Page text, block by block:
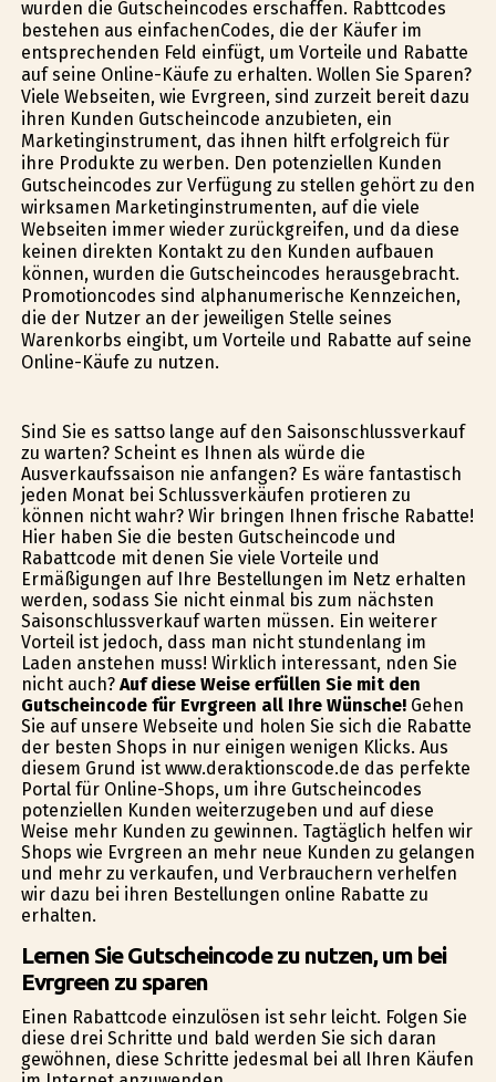
wurden die Gutscheincodes erschaffen. Rabttcodes
bestehen aus einfachenCodes, die der Käufer im
entsprechenden Feld einfügt, um Vorteile und Rabatte
auf seine Online-Käufe zu erhalten. Wollen Sie Sparen?
Viele Webseiten, wie Evrgreen, sind zurzeit bereit dazu
ihren Kunden Gutscheincode anzubieten, ein
Marketinginstrument, das ihnen hilft erfolgreich für
ihre Produkte zu werben. Den potenziellen Kunden
Gutscheincodes zur Verfügung zu stellen gehört zu den
wirksamen Marketinginstrumenten, auf die viele
Webseiten immer wieder zurückgreifen, und da diese
keinen direkten Kontakt zu den Kunden aufbauen
können, wurden die Gutscheincodes herausgebracht.
Promotioncodes sind alphanumerische Kennzeichen,
die der Nutzer an der jeweiligen Stelle seines
Warenkorbs eingibt, um Vorteile und Rabatte auf seine
Online-Käufe zu nutzen.
Sind Sie es sattso lange auf den Saisonschlussverkauf
zu warten? Scheint es Ihnen als würde die
Ausverkaufssaison nie anfangen? Es wäre fantastisch
jeden Monat bei Schlussverkäufen profitieren zu
können nicht wahr? Wir bringen Ihnen frische Rabatte!
Hier haben Sie die besten Gutscheincode und
Rabattcode mit denen Sie viele Vorteile und
Ermäßigungen auf Ihre Bestellungen im Netz erhalten
werden, sodass Sie nicht einmal bis zum nächsten
Saisonschlussverkauf warten müssen. Ein weiterer
Vorteil ist jedoch, dass man nicht stundenlang im
Laden anstehen muss! Wirklich interessant, finden Sie
nicht auch? Auf diese Weise erfüllen Sie mit den
Gutscheincode für Evrgreen all Ihre Wünsche!Gehen
Sie auf unsere Webseite und holen Sie sich die Rabatte
der besten Shops in nur einigen wenigen Klicks. Aus
diesem Grund ist www.deraktionscode.de das perfekte
Portal für Online-Shops, um ihre Gutscheincodes
potenziellen Kunden weiterzugeben und auf diese
Weise mehr Kunden zu gewinnen. Tagtäglich helfen wir
Shops wie Evrgreen an mehr neue Kunden zu gelangen
und mehr zu verkaufen, und Verbrauchern verhelfen
wir dazu bei ihren Bestellungen online Rabatte zu
erhalten.
Lernen Sie Gutscheincode zu nutzen, um bei
Evrgreen zu sparen
Einen Rabattcode einzulösen ist sehr leicht. Folgen Sie
diese drei Schritte und bald werden Sie sich daran
gewöhnen, diese Schritte jedesmal bei all Ihren Käufen